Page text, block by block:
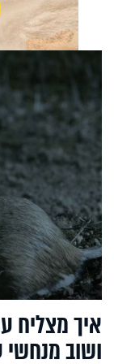
איך מצליח
ושוב מנחשי